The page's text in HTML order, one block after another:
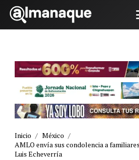
Inicio / México /
AMLO envía sus condolencia a
Luis Echeverría